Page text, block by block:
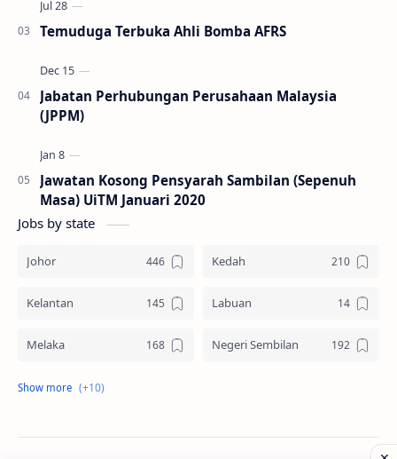
Temuduga Terbuka Ahli Bomba AFRS
Jabatan Perhubungan Perusahaan Malaysia
(JPPM)
Jawatan Kosong Pensyarah Sambilan (Sepenuh
Masa) UiTM Januari 2020
Jobs by state
Johor Kedah
Kelantan Labuan
Melaka Negeri Sembilan
Pahang